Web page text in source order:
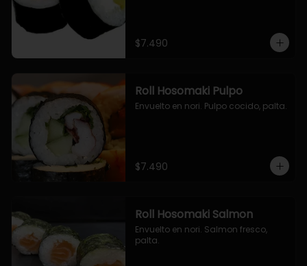
$7.490
Roll Hosomaki Pulpo
Envuelto en nori. Pulpo cocido, palta.
$7.490
Roll Hosomaki Salmon
Envuelto en nori. Salmon fresco,
palta.